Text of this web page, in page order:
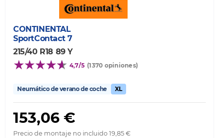
CONTINENTAL
SportContact 7
215/40 R18 89 Y
4,7/5 (1370 opiniones)
Neumático de verano de coche XL
153,06 €
Precio de montaje no incluido 19,85 €